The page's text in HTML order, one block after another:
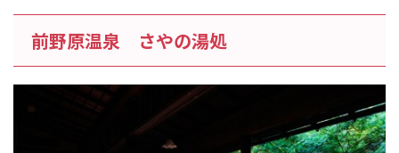
前野原温泉 さやの湯処